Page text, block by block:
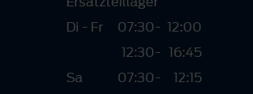
Di - Fr
07:30
12:30
-
-
12:00
16:45
Sa
07:30-
12:15